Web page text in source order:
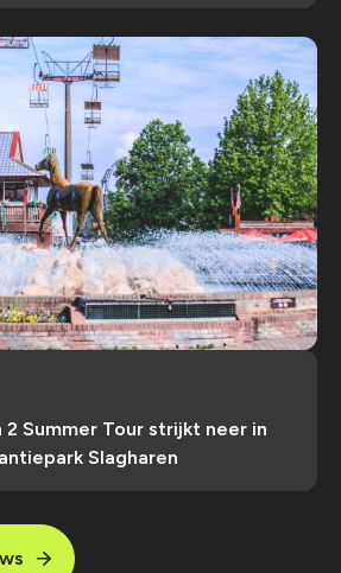
Summer Tour strijkt neer in
Slagharen